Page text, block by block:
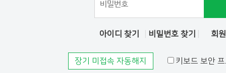
아이디 찾기 비밀번호 찾기 회
장기 미접속 자동해지 키보드 보안